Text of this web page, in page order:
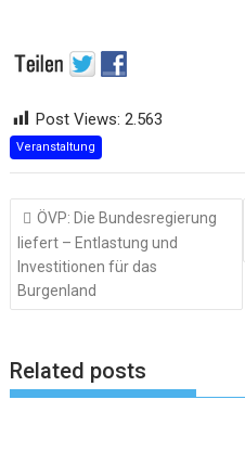
Post Views: 2.563
Veranstaltung
Beitragsnavigation
ÖVP: Die Bundesregierung
liefert – Entlastung und
Investitionen für das
Burgenland
Related posts